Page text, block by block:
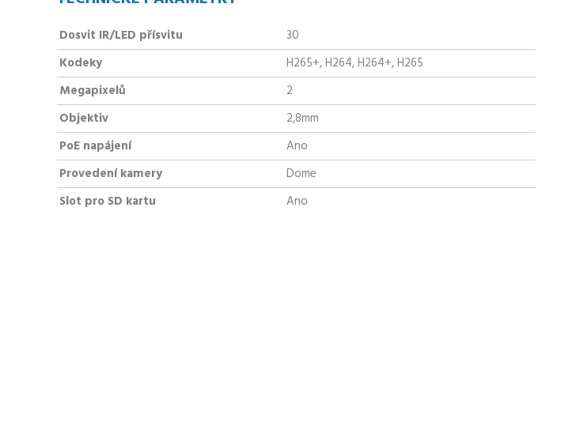
Dosvit IR/LED přísvitu
30
Kodeky
H265+, H264, H264+, H265
Megapixelů
2
Objektiv
2,8mm
PoE napájení
Ano
Provedení kamery
Dome
Slot pro SD kartu
Ano